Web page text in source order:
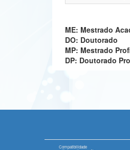
ME: Mestrado
DO: Doutorado
MP: Mestrado
DP: Doutorado
Compatibilidade